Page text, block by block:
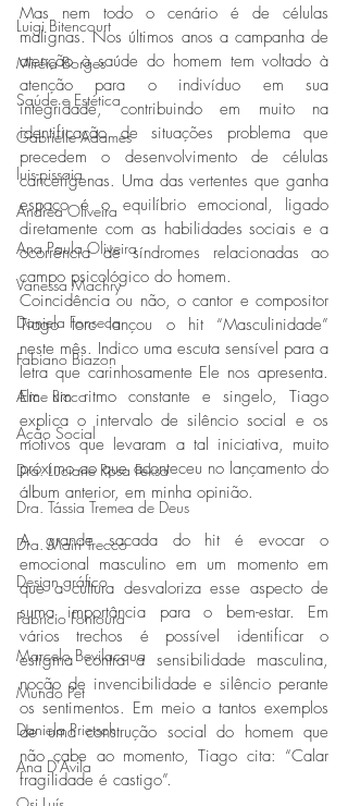
Luigi Bitencourt
Miréia Borges
Saúde e Estética
Gabrielle Adames
luis-pissaia
Andrea Oliveira
Ana Paula Oliveira
Vanessa Machry
Daniela Fonseca
Fabiano Biazon
Alice Ricco
Ação Social
Dra. Luciane Rosa Feksa
Dra. Tássia Tremea de Deus
Dra. Mairi Trecco
Design gráfico
Fabrício Fontoura
Marcelo Bevilacqua
Mundo Pet
Daniela Prietsch
Ana D'Avila
Mas nem todo o cenário é de células
malignas. Nos últimos anos a campanha de
atenção à saúde do homem tem voltado à
atenção para o indivíduo em sua
integridade, contribuindo em muito na
identificação de situações problema que
precedem o desenvolvimento de células
cancerígenas. Uma das vertentes que ganha
espaço é o equilíbrio emocional, ligado
diretamente com as habilidades sociais e a
ocorrência de síndromes relacionadas ao
campo psicológico do homem.
Coincidência ou não, o cantor e compositor
Tiago Iorc lançou o hit “Masculinidade”
neste mês. Indico uma escuta sensível para a
letra que carinhosamente Ele nos apresenta.
Em um ritmo constante e singelo, Tiago
explica o intervalo de silêncio social e os
motivos que levaram a tal iniciativa, muito
próximo ao que aconteceu no lançamento do
álbum anterior, em minha opinião.
A grande sacada do hit é evocar o
emocional masculino em um momento em
que a cultura desvaloriza esse aspecto de
suma importância para o bem-estar. Em
vários trechos é possível identificar o
estigma contra a sensibilidade masculina,
noção de invencibilidade e silêncio perante
os sentimentos. Em meio a tantos exemplos
de uma construção social do homem que
não cabe ao momento, Tiago cita: “Calar
fragilidade é castigo”.